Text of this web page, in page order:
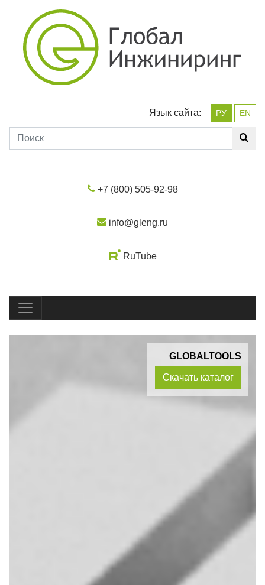
Язык сайта: РУ EN
+7 (800) 505-92-98
info@gleng.ru
RuTube
GLOBALTOOLS
Скачать каталог